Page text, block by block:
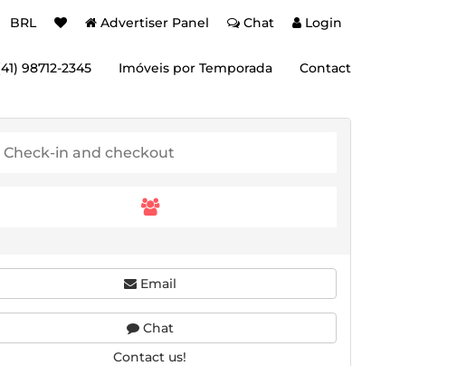
BRL Advertiser Panel Chat Login
98712-2345 Imóveis por Temporada Contact
Email
Chat
Contact us!